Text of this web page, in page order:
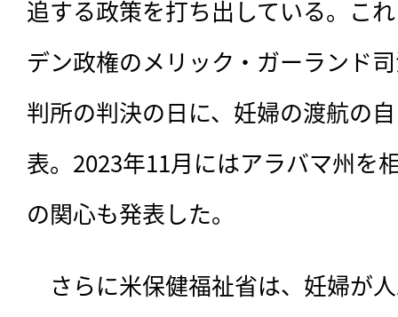
追する政策を打ち出している。こ
デン政権のメリック・ガーランド
判所の判決の日に、妊婦の渡航の
表。2023年11月にはアラバマ州を
の関心も発表した。
さらに米保健福祉省は、妊婦が